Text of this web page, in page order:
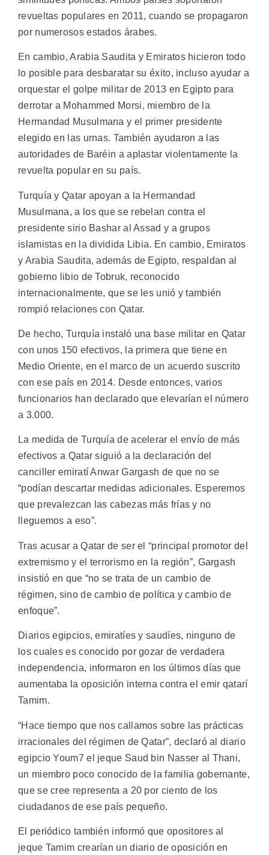
revueltas populares en 2011, cuando se propagaron
por numerosos estados árabes.
En cambio, Arabia Saudita y Emiratos hicieron todo
lo posible para desbaratar su éxito, incluso ayudar a
orquestar el golpe militar de 2013 en Egipto para
derrotar a Mohammed Morsi, miembro de la
Hermandad Musulmana y el primer presidente
elegido en las urnas. También ayudaron a las
autoridades de Baréin a aplastar violentamente la
revuelta popular en su país.
Turquía y Qatar apoyan a la Hermandad
Musulmana, a los que se rebelan contra el
presidente sirio Bashar al Assad y a grupos
islamistas en la dividida Libia. En cambio, Emiratos
y Arabia Saudita, además de Egipto, respaldan al
gobierno libio de Tobruk, reconocido
internacionalmente, que se les unió y también
rompió relaciones con Qatar.
De hecho, Turquía instaló una base militar en Qatar
con unos 150 efectivos, la primera que tiene en
Medio Oriente, en el marco de un acuerdo suscrito
con ese país en 2014. Desde entonces, varios
funcionarios han declarado que elevarían el número
a 3.000.
La medida de Turquía de acelerar el envío de más
efectivos a Qatar siguió a la declaración del
canciller emiratí Anwar Gargash de que no se
“podían descartar medidas adicionales. Esperemos
que prevalezcan las cabezas más frías y no
lleguemos a eso”.
Tras acusar a Qatar de ser el “principal promotor del
extremismo y el terrorismo en la región”, Gargash
insistió en que “no se trata de un cambio de
régimen, sino de cambio de política y cambio de
enfoque”.
Diarios egipcios, emiratíes y saudíes, ninguno de
los cuales es conocido por gozar de verdadera
independencia, informaron en los últimos días que
aumentaba la oposición interna contra el emir qatarí
Tamim.
“Hace tiempo que nos callamos sobre las prácticas
irracionales del régimen de Qatar”, declaró al diario
egipcio Youm7 el jeque Saud bin Nasser al Thani,
un miembro poco conocido de la familia gobernante,
que se cree representa a 20 por ciento de los
ciudadanos de ese país pequeño.
El periódico también informó que opositores al
jeque Tamim crearían un diario de oposición en